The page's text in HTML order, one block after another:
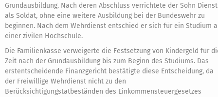
Grundausbildung. Nach deren Abschluss verrichtete der Sohn Dienst
als Soldat, ohne eine weitere Ausbildung bei der Bundeswehr zu
beginnen. Nach dem Wehrdienst entschied er sich für ein Studium
einer zivilen Hochschule.
Die Familienkasse verweigerte die Festsetzung von Kindergeld für
Zeit nach der Grundausbildung bis zum Beginn des Studiums. Das
erstentscheidende Finanzgericht bestätigte diese Entscheidung, da
der Freiwillige Wehrdienst nicht zu den
Berücksichtigungstatbeständen des Einkommensteuergesetzes